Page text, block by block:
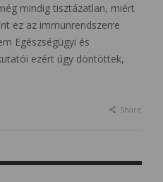
mindig tisztázatlan, miért
ez az immunrendszerre
Egészségügyi és
ezért úgy döntöttek,
Share